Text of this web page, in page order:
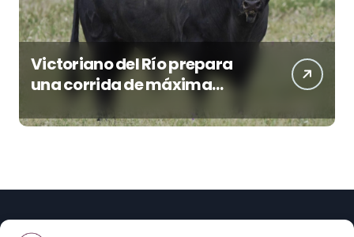
Victoriano del Río prepara
una corrida de máxima
seriedad para Ciudad Real
(En Vídeo)